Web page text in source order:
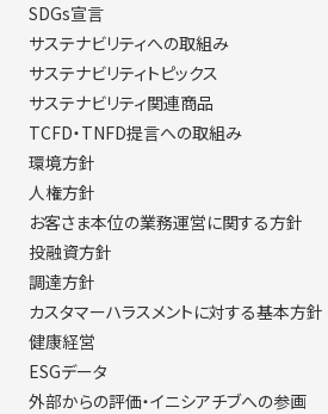
SDGs宣言
サステナビリティへの取組み
サステナビリティトピックス
サステナビリティ関連商品
TCFD・TNFD提言への取組み
環境方針
人権方針
お客さま本位の業務運営に関する方針
投融資方針
調達方針
カスタマーハラスメントに対する基本方針
健康経営
ESGデータ
外部からの評価・イニシアチブへの参画